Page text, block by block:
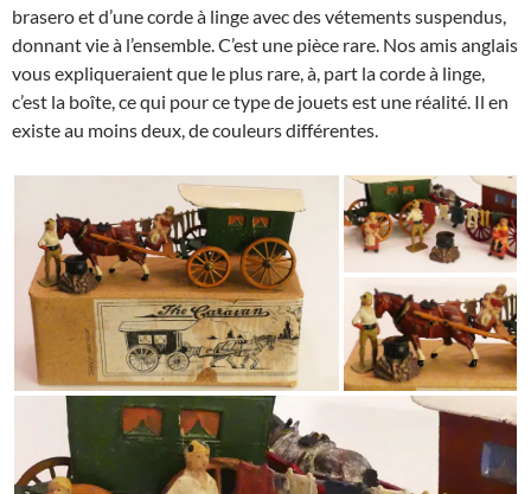
brasero et d’une corde à linge avec des vétements suspendus,
donnant vie à l’ensemble. C’est une pièce rare. Nos amis anglais
vous expliqueraient que le plus rare, à, part la corde à linge,
c’est la boîte, ce qui pour ce type de jouets est une réalité. Il en
existe au moins deux, de couleurs différentes.